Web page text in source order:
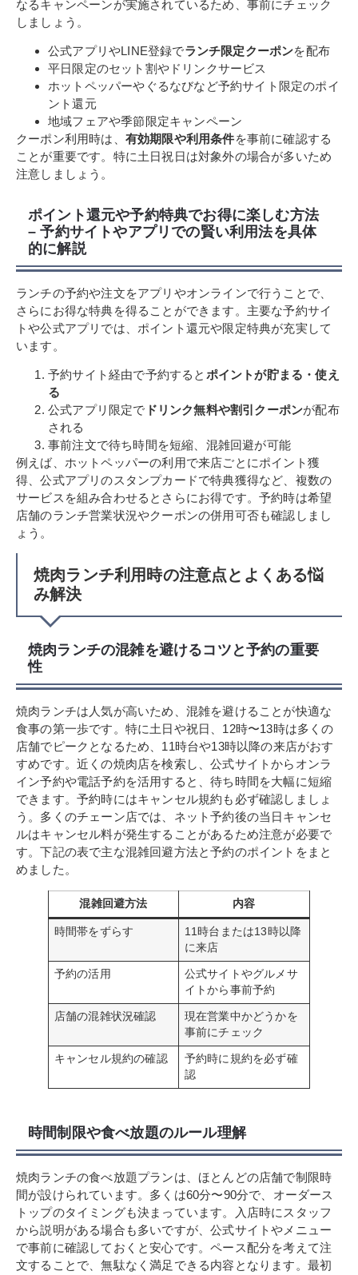
なるキャンペーンが実施されているため、事前にチェック
しましょう。
公式アプリやLINE登録でランチ限定クーポンを配布
平日限定のセット割やドリンクサービス
ホットペッパーやぐるなびなど予約サイト限定のポイ
ント還元
地域フェアや季節限定キャンペーン
クーポン利用時は、 有効期限や利用条件を事前に確認する
ことが重要です。特に土日祝日は対象外の場合が多いため
注意しましょう。
ポイント還元や予約特典でお得に楽しむ方法
– 予約サイトやアプリでの賢い利用法を具体
的に解説
ランチの予約や注文をアプリやオンラインで行うことで、
さらにお得な特典を得ることができます。主要な予約サイ
トや公式アプリでは、ポイント還元や限定特典が充実して
います。
予約サイト経由で予約すると ポイントが貯まる・使え
る
公式アプリ限定で ドリンク無料や割引クーポンが配布
される
事前注文で待ち時間を短縮、混雑回避が可能
例えば、ホットペッパーの利用で来店ごとにポイント獲
得、公式アプリのスタンプカードで特典獲得など、複数の
サービスを組み合わせるとさらにお得です。予約時は希望
店舗のランチ営業状況やクーポンの併用可否も確認しまし
ょう。
焼肉ランチ利用時の注意点とよくある悩
み解決
焼肉ランチの混雑を避けるコツと予約の重要
性
焼肉ランチは人気が高いため、混雑を避けることが快適な
食事の第一歩です。特に土日や祝日、12時〜13時は多くの
店舗でピークとなるため、11時台や13時以降の来店がおす
すめです。近くの焼肉店を検索し、公式サイトからオンラ
イン予約や電話予約を活用すると、待ち時間を大幅に短縮
できます。予約時にはキャンセル規約も必ず確認しましょ
う。多くのチェーン店では、ネット予約後の当日キャンセ
ルはキャンセル料が発生することがあるため注意が必要で
す。下記の表で主な混雑回避方法と予約のポイントをまと
めました。
混雑回避方法 内容
時間帯をずらす
11時台または13時以降
に来店
予約の活用
公式サイトやグルメサ
イトから事前予約
店舗の混雑状況確認
現在営業中かどうかを
事前にチェック
キャンセル規約の確認
予約時に規約を必ず確
認
時間制限や食べ放題のルール理解
焼肉ランチの食べ放題プランは、ほとんどの店舗で制限時
間が設けられています。多くは60分〜90分で、オーダース
トップのタイミングも決まっています。入店時にスタッフ
から説明がある場合も多いですが、公式サイトやメニュー
で事前に確認しておくと安心です。ペース配分を考えて注
文することで、無駄なく満足できる内容となります。最初